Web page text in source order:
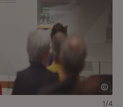
1/4